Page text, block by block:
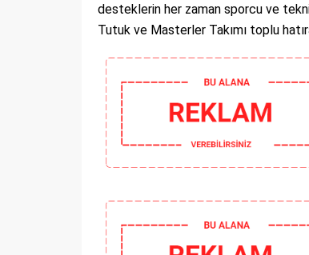
desteklerin her zaman sporcu ve
Tutuk ve Masterler Takımı toplu